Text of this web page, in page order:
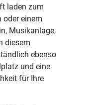
laden zum
oder einem
Musikanlage,
diesem
ebenso
und eine
für Ihre